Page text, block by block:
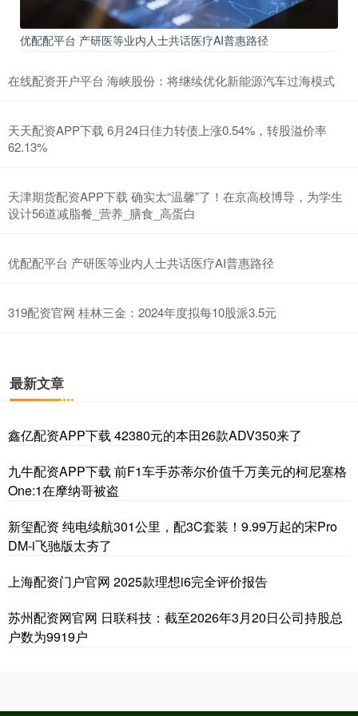
优配配平台 产研医等业内人士共话医疗AI普惠路径
在线配资开户平台 海峡股份：将继续优化新能源汽车过海模式
天天配资APP下载 6月24日佳力转债上涨0.54%，转股溢价率
62.13%
天津期货配资APP下载 确实太“温馨”了！在京高校博导，为学生
设计56道减脂餐_营养_膳食_高蛋白
优配配平台 产研医等业内人士共话医疗AI普惠路径
319配资官网 桂林三金：2024年度拟每10股派3.5元
最新文章
鑫亿配资APP下载 42380元的本田26款ADV350来了
九牛配资APP下载 前F1车手苏蒂尔价值千万美元的柯尼塞格
One:1在摩纳哥被盗
新玺配资 纯电续航301公里，配3C套装！9.99万起的宋Pro
DM-i飞驰版太夯了
上海配资门户官网 2025款理想i6完全评价报告
苏州配资网官网 日联科技：截至2026年3月20日公司持股总
户数为9919户